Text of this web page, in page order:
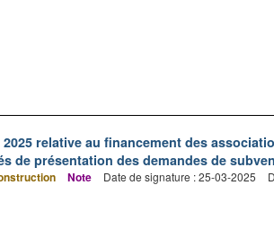
relative au financement des
de présentation des demandes de
Note Date de signature : 25-03-2025